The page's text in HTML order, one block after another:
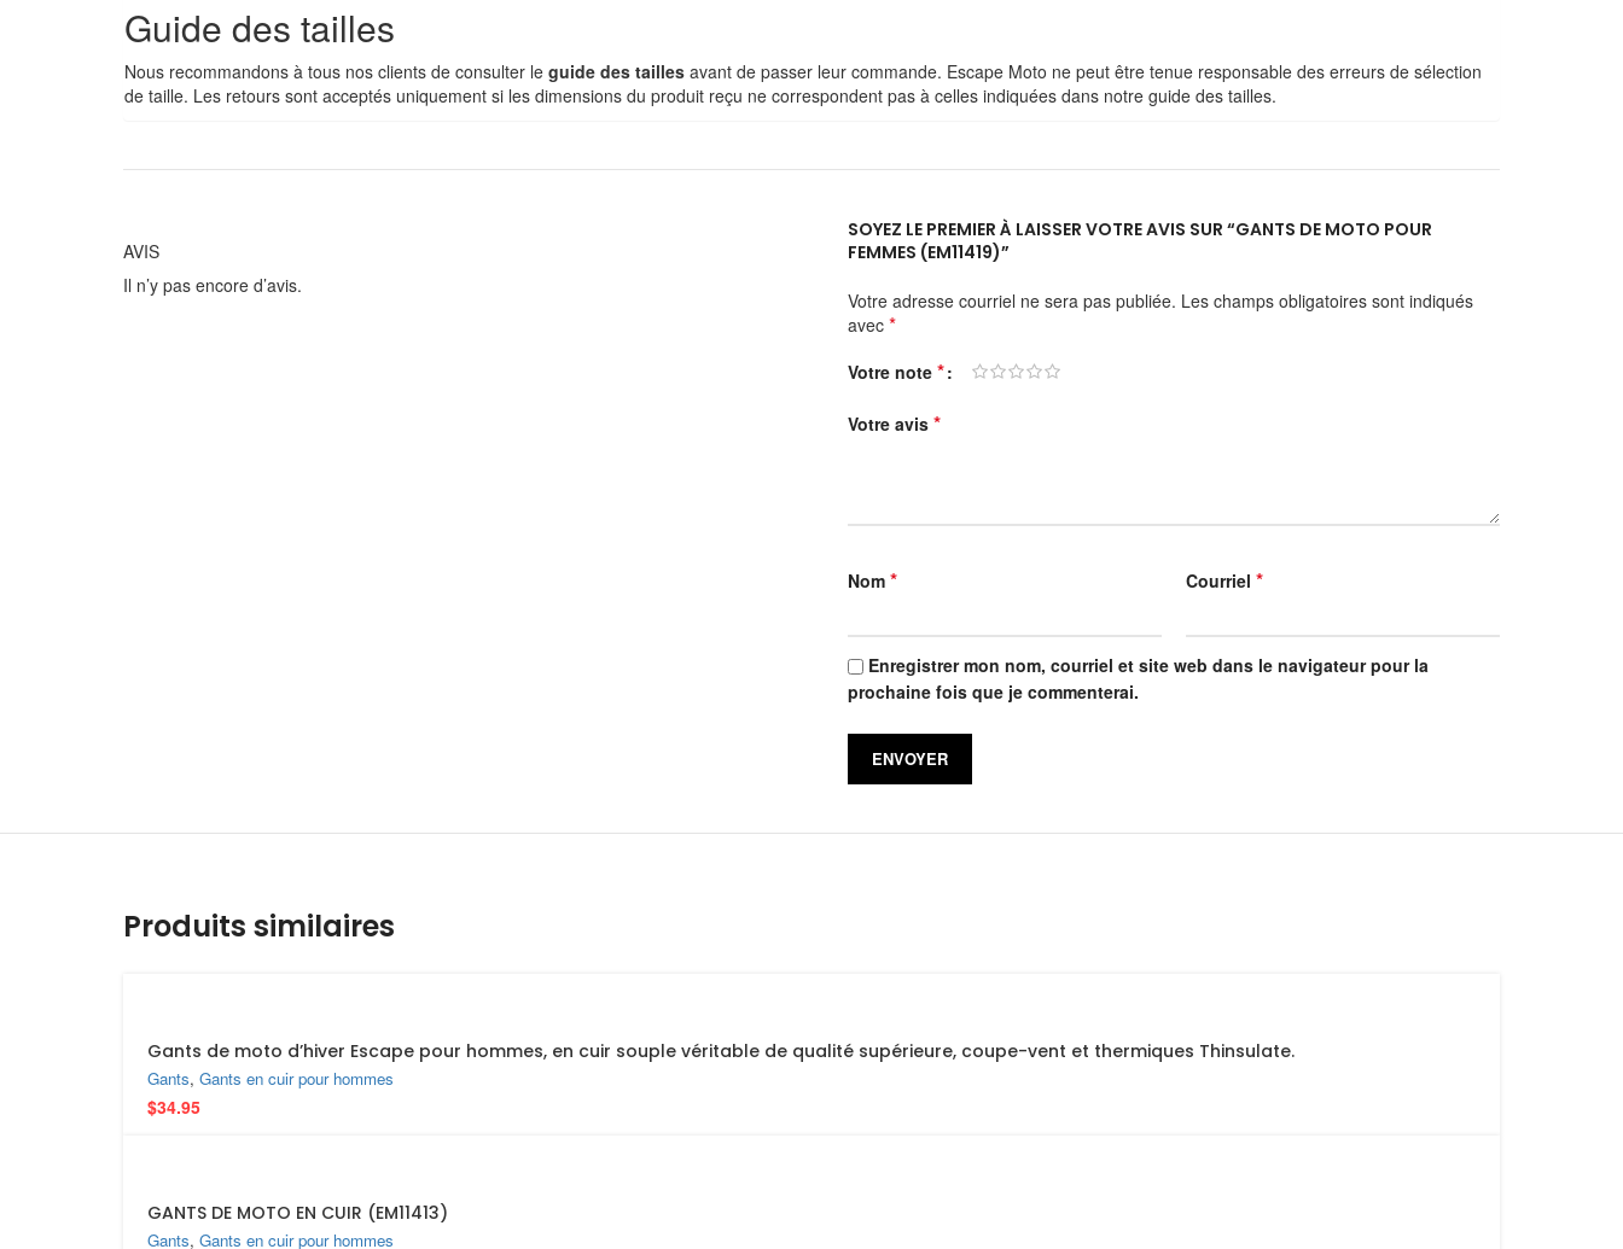
Guide des tailles
Nous recommandons à tous nos clients de consulter le guide des tailles avant de passer leur commande. Escape Moto ne peut être tenue responsable des erreurs de sélection
de taille. Les retours sont acceptés uniquement si les dimensions du produit reçu ne correspondent pas à celles indiquées dans notre guide des tailles.
AVIS
Il n’y pas encore d’avis.
SOYEZ LE PREMIER À LAISSER VOTRE AVIS SUR “GANTS DE MOTO POUR
FEMMES (EM11419)”
Votre adresse courriel ne sera pas publiée. Les champs obligatoires sont indiqués
avec *
Votre note *
Votre avis *
Nom * Courriel *
Enregistrer mon nom, courriel et site web dans le navigateur pour la
prochaine fois que je commenterai.
Produits similaires
Gants de moto d’hiver Escape pour hommes, en cuir souple véritable de qualité supérieure, coupe-vent et thermiques Thinsulate.
Gants, Gants en cuir pour hommes
$34.95
GANTS DE MOTO EN CUIR (EM11413)
Gants, Gants en cuir pour hommes